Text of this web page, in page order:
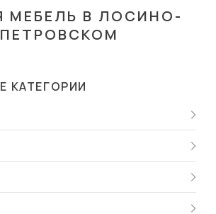
МЕБЕЛЬ В ЛОСИНО-
ПЕТРОВСКОМ
КАТЕГОРИИ